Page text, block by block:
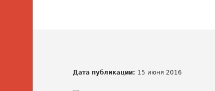
Дата публикации: 15 июня 2016